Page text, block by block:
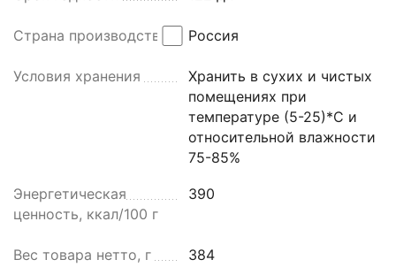
Страна производства Россия
Условия хранения
Хранить в сухих и чистых
помещениях при
температуре (5-25)*С и
относительной влажности
75-85%
Энергетическая
ценность, ккал/100 г
390
Вес товара нетто, г 384